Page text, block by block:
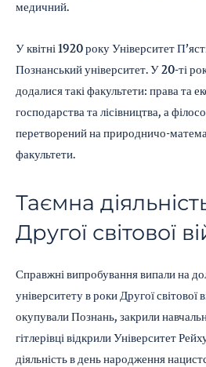
медичний.
У квітні 1920 року Університет
Познанський університет. У 20-ті
додалися такі факультети: права та
господарства та лісівництва, а
перетворений на природничо-
факультети.
Таємна
Другої світової
Справжні випробування випали на
університету в роки Другої світової
окупували Познань, закрили
гітлерівці відкрили Університет
діяльність в день народження